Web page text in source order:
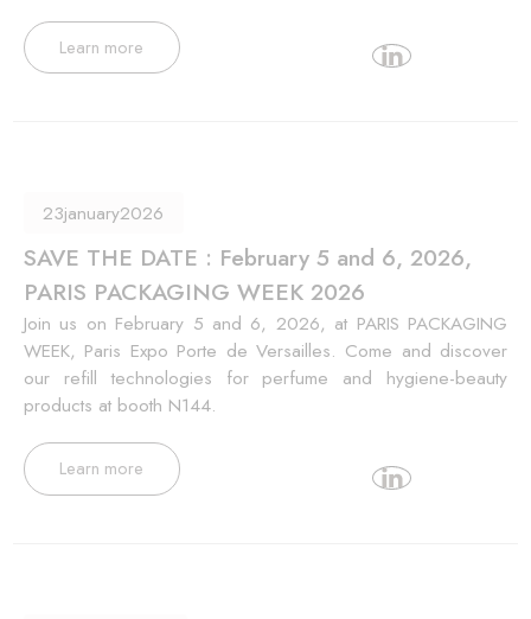
Learn more
23january2026
SAVE THE DATE : February 5 and 6, 2026,
PARIS PACKAGING WEEK 2026
Join us on February 5 and 6, 2026, at PARIS PACKAGING
WEEK, Paris Expo Porte de Versailles. Come and discover
our refill technologies for perfume and hygiene-beauty
products at booth N144.
Learn more